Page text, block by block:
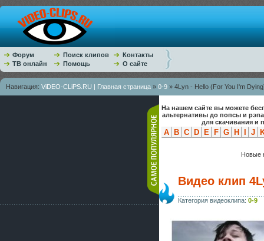
Форум Поиск клипов
Контакты
ТВ онлайн
Помощь О сайте
Навигация: ViDEO-CLiPS.RU | Главная страница » 0-9 » 4Lyn - Hello (For You I'm
На нашем сайте вы можете
альтернативы до попсы и
для скачивания и
A B C D E F G H J
Новые
Видео клип
Категория видеоклипа: 0-9